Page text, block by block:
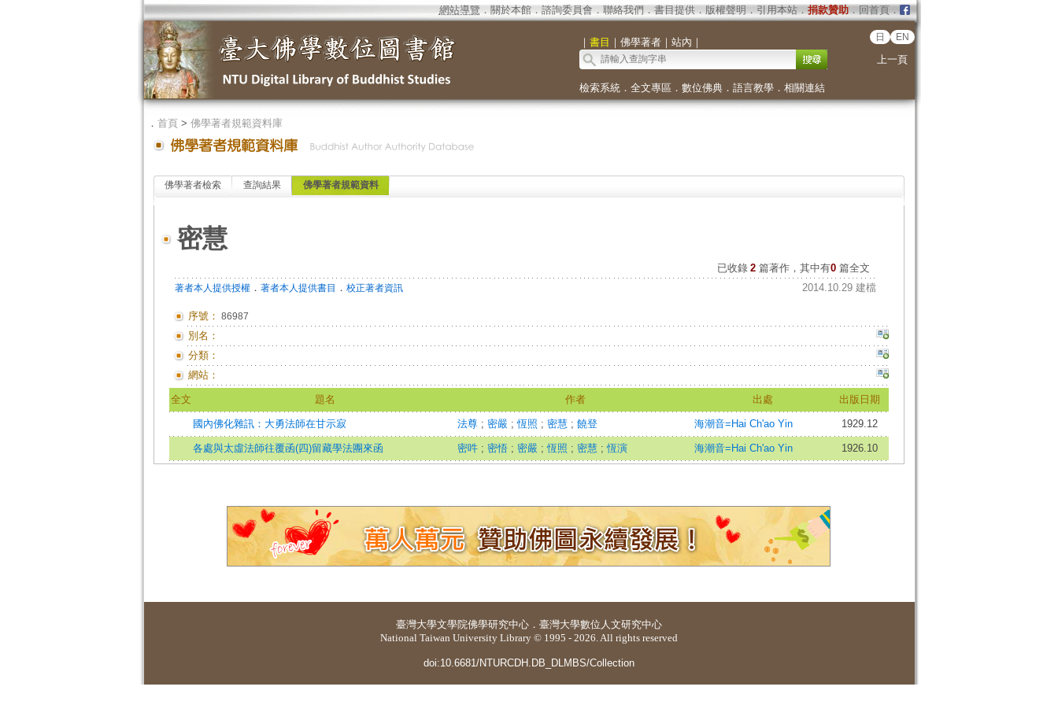
網站導覽 ． 關於本館． 諮詢委員會． 聯絡我們 ． 書目提供． 版權聲明 ． 引用本站． 捐款贊助．回首頁．
｜ 書目 ｜ 佛學著者｜ 站內 ｜ 日 EN
上一頁
檢索系統． 全文專區 ． 數位佛典． 語言教學． 相關連結
． 首頁> 佛學著者規範資料庫
佛學著者檢索 查詢結果 佛學著者規範資料
密慧
已收錄 2 篇著作，其中有0篇全文
著者本人提供授權． 著者本人提供書目 ． 校正著者資訊 2014.10.29 建檔
序號： 86987
別名：
分類：
網站：
全文 題名 作者 出處 出版日期
國內佛化雜訊：大勇法師在甘示寂 法尊 ; 密嚴 ;恆照 ; 密慧 ; 饒登 海潮音=Hai Ch'ao Yin 1929.12
各處與太虛法師往覆函(四)留藏學法團來函 密吽 ; 密悟 ; 密嚴 ;恆照 ; 密慧 ;恆演 海潮音=Hai Ch'ao Yin 1926.10
臺灣大學文學院佛學研究中心 ． 臺灣大學數位人文研究中心
National Taiwan University Library © 1995 - 2026. All rights reserved
doi:10.6681/NTURCDH.DB_DLMBS/Collection